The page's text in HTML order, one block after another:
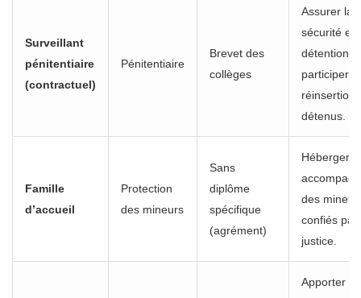
Surveillant
pénitentiaire
(contractuel)
Pénitentiaire
Brevet des
collèges
Assurer la
sécurité en
détention,
participer à
réinsertion
détenus.
Famille
d’accueil
Protection
des mineurs
Sans
diplôme
spécifique
(agrément)
Héberger
des
confiés par
justice.
Apporter un